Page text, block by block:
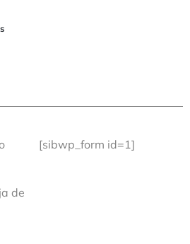
de
[sibwp_form id=1]